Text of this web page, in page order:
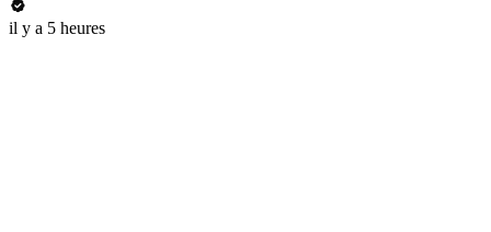
il y a 5 heures